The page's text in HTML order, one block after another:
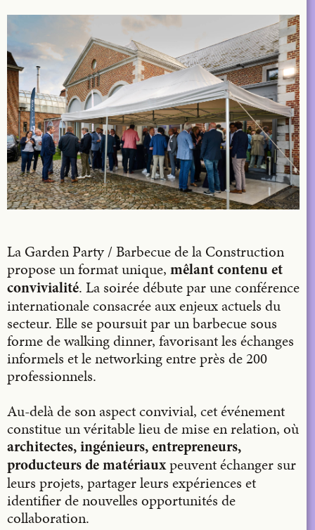
La Garden Party / Barbecue de la Construction
propose un format unique, mêlant contenu et
convivialité. La soirée débute par une conférence
internationale consacrée aux enjeux actuels du
secteur. Elle se poursuit par un barbecue sous
forme de walking dinner, favorisant les échanges
informels et le networking entre près de 200
professionnels.
Au-delà de son aspect convivial, cet événement
constitue un véritable lieu de mise en relation, où
architectes, ingénieurs, entrepreneurs,
producteurs de matériauxpeuvent échanger sur
leurs projets, partager leurs expériences et
identifier de nouvelles opportunités de
collaboration.